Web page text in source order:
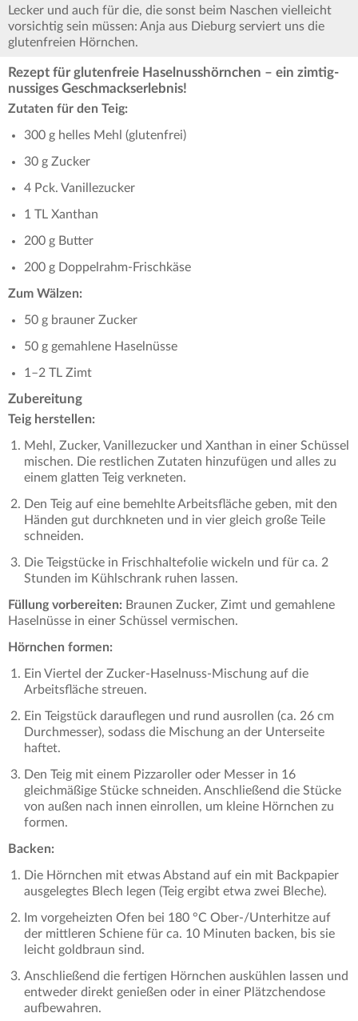
Lecker und auch für die, die sonst beim Naschen vielleicht
vorsichtig sein müssen: Anja aus Dieburg serviert uns die
glutenfreien Hörnchen.
Rezept für glutenfreie Haselnusshörnchen – ein zimtig-
nussiges Geschmackserlebnis!
Zutaten für den Teig:
300 g helles Mehl (glutenfrei)
30 g Zucker
4 Pck. Vanillezucker
1 TL Xanthan
200 g Butter
200 g Doppelrahm-Frischkäse
Zum Wälzen:
50 g brauner Zucker
50 g gemahlene Haselnüsse
1–2 TL Zimt
Zubereitung
Teig herstellen:
Mehl, Zucker, Vanillezucker und Xanthan in einer Schüssel
mischen. Die restlichen Zutaten hinzufügen und alles zu
einem glatten Teig verkneten.
Den Teig auf eine bemehlte Arbeitsfläche geben, mit den
Händen gut durchkneten und in vier gleich große Teile
schneiden.
Die Teigstücke in Frischhaltefolie wickeln und für ca. 2
Stunden im Kühlschrank ruhen lassen.
Füllung vorbereiten: Braunen Zucker, Zimt und gemahlene
Haselnüsse in einer Schüssel vermischen.
Hörnchen formen:
Ein Viertel der Zucker-Haselnuss-Mischung auf die
Arbeitsfläche streuen.
Ein Teigstück darauflegen und rund ausrollen (ca. 26 cm
Durchmesser), sodass die Mischung an der Unterseite
haftet.
Den Teig mit einem Pizzaroller oder Messer in 16
gleichmäßige Stücke schneiden. Anschließend die Stücke
von außen nach innen einrollen, um kleine Hörnchen zu
formen.
Backen:
Die Hörnchen mit etwas Abstand auf ein mit Backpapier
ausgelegtes Blech legen (Teig ergibt etwa zwei Bleche).
Im vorgeheizten Ofen bei 180 °C Ober-/Unterhitze auf
der mittleren Schiene für ca. 10 Minuten backen, bis sie
leicht goldbraun sind.
Anschließend die fertigen Hörnchen auskühlen lassen und
entweder direkt genießen oder in einer Plätzchendose
aufbewahren.